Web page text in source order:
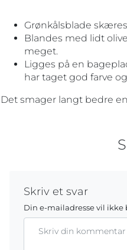
Grønkålsblade
Blandes med lidt
meget.
Ligges på en
har taget god farve
Det smager langt bedre
Skriv et svar
Din e-mailadresse vil ikke